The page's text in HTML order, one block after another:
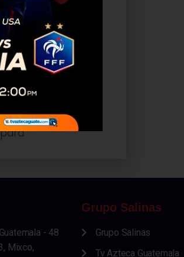
las
y
de las
para sus
- 48
Mixco,
Grupo Salinas
Grupo Salinas
Tv Azteca Guatemala